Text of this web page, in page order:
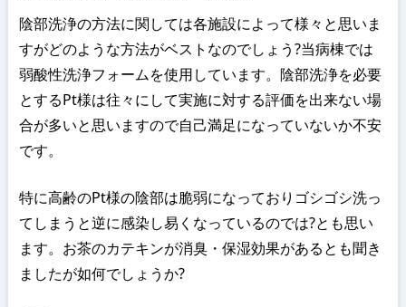
陰部洗浄の方法に関しては各施設によって様々と思いま
すがどのような方法がベストなのでしょう?当病棟では
弱酸性洗浄フォームを使用しています。陰部洗浄を必要
とするPt様は往々にして実施に対する評価を出来ない場
合が多いと思いますので自己満足になっていないか不安
です。
特に高齢のPt様の陰部は脆弱になっておりゴシゴシ洗っ
てしまうと逆に感染し易くなっているのでは?とも思い
ます。お茶のカテキンが消臭・保湿効果があるとも聞き
ましたが如何でしょうか?